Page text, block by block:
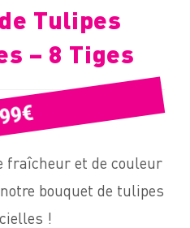
Tulipes
– 8 Tiges
€
fraîcheur et de couleur
bouquet de tulipes
!